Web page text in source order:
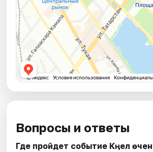
Вопросы и ответы
Где пройдет событие Күңел